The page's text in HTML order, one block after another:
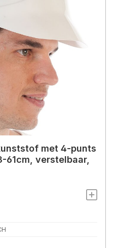
met 4-punts
61cm, verstelbaar,